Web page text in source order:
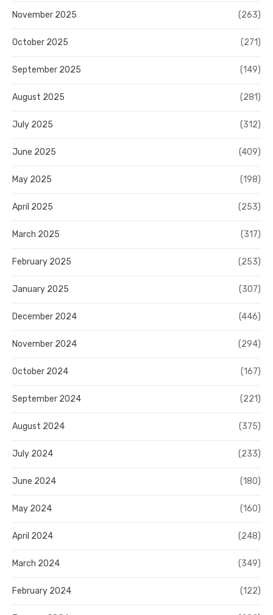
November 2025 (263)
October 2025 (271)
September 2025 (149)
August 2025 (281)
July 2025 (312)
June 2025 (409)
May 2025 (198)
April 2025 (253)
March 2025 (317)
February 2025 (253)
January 2025 (307)
December 2024 (446)
November 2024 (294)
October 2024 (167)
September 2024 (221)
August 2024 (375)
July 2024 (233)
June 2024 (180)
May 2024 (160)
April 2024 (248)
March 2024 (349)
February 2024 (122)